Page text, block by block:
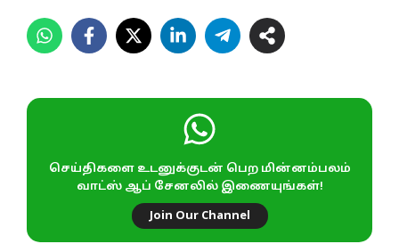
செய்திகளை உடனுக்குடன் பெற மின்னம்பலம்
வாட்ஸ் ஆப் சேனலில் இணையுங்கள்!
Join Our Channel